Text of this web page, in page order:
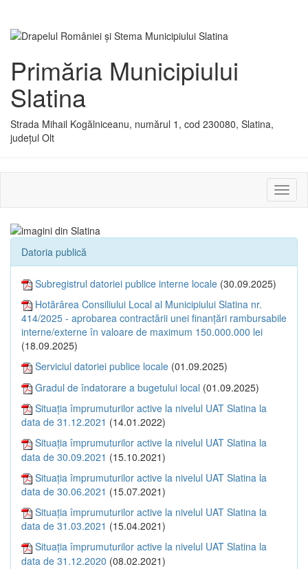
Primăria Municipiului
Slatina
Strada Mihail Kogălniceanu, numărul 1, cod 230080, Slatina,
județul Olt
sau
Datoria publică
Subregistrul datoriei publice interne locale (30.09.2025)
Hotărârea Consiliului Local al Municipiului Slatina nr.
414/2025 - aprobarea contractării unei finanțări rambursabile
interne/externe în valoare de maximum 150.000.000 lei
(18.09.2025)
Serviciul datoriei publice locale (01.09.2025)
Gradul de îndatorare a bugetului local (01.09.2025)
Situația împrumuturilor active la nivelul UAT Slatina la
data de 31.12.2021 (14.01.2022)
Situația împrumuturilor active la nivelul UAT Slatina la
data de 30.09.2021 (15.10.2021)
Situația împrumuturilor active la nivelul UAT Slatina la
data de 30.06.2021 (15.07.2021)
Situația împrumuturilor active la nivelul UAT Slatina la
data de 31.03.2021 (15.04.2021)
Situația împrumuturilor active la nivelul UAT Slatina la
data de 31.12.2020 (08.02.2021)